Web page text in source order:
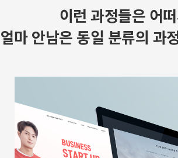
이런 과정들은 어
마 안남은 동일 분류의 과